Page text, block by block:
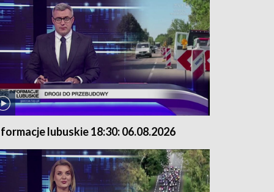
lubuskie 18:30: 06.08.2026